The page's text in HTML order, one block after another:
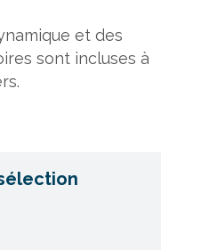
et des
sont incluses à